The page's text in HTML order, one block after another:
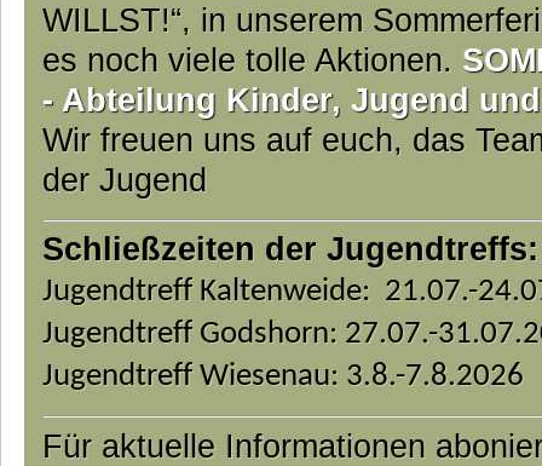
WILLST!“, in unserem
es noch viele tolle Aktionen.
- Abteilung Kinder, Jugend
Wir freuen uns auf euch, das
der Jugend
Schließzeiten der Jugendtreffs:
Jugendtreff Kaltenweide: 21.07.-
Jugendtreff Godshorn: 27.07.-
Jugendtreff Wiesenau: 3.8.-7.8.2026
Für aktuelle Informationen